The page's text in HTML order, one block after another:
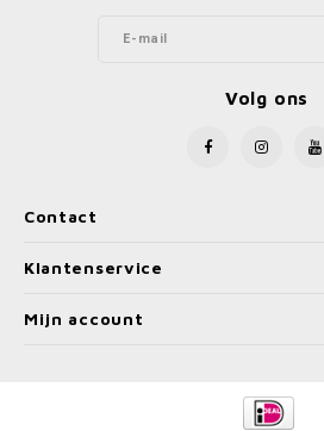
Contact
Volg ons
Klantenservice
Mijn account